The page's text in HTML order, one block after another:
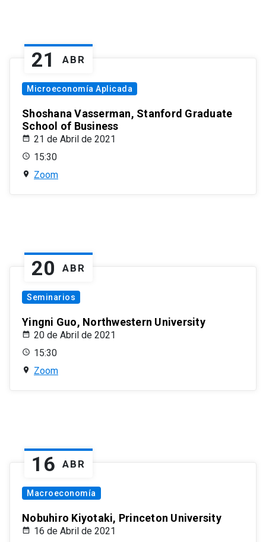
21 ABR
Microeconomía Aplicada
Shoshana Vasserman, Stanford Graduate
School of Business
21 de Abril de 2021
15:30
Zoom
20 ABR
Seminarios
Yingni Guo, Northwestern University
20 de Abril de 2021
15:30
Zoom
16 ABR
Macroeconomía
Nobuhiro Kiyotaki, Princeton University
16 de Abril de 2021